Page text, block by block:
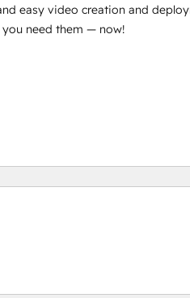
easy video creation and
need them — now!